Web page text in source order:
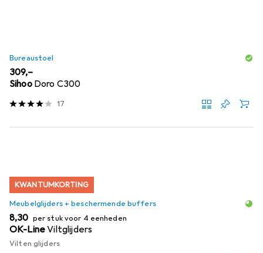
Bureaustoel
EUR
309,–
Sihoo Doro C300
17
KWANTUMKORTING
Meubelglijders + beschermende buffers
EUR
8,30 per stuk voor 4 eenheden
OK-LineViltglijders
Vilten glijders